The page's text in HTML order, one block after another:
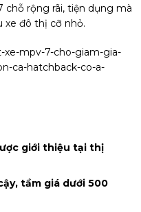
chỗ rộng rãi, tiện dụng mà
đô thị cỡ nhỏ.
mpv-7-cho-giam-gia-
ca-hatchback-co-a-
giới thiệu tại thị
tầm giá dưới 500